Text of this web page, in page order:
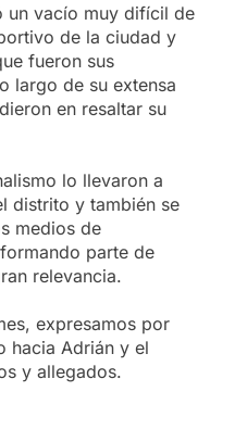
un vacío muy difícil de
de la ciudad y
fueron sus
largo de su extensa
en resaltar su
lo llevaron a
distrito y también se
medios de
parte de
relevancia.
expresamos por
hacia Adrián y el
y allegados.